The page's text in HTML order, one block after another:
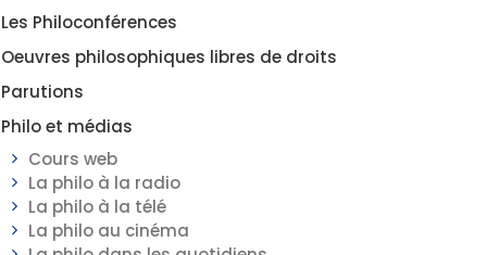
Les Philoconférences
Oeuvres philosophiques libres de droits
Parutions
Philo et médias
Cours web
La philo à la radio
La philo à la télé
La philo au cinéma